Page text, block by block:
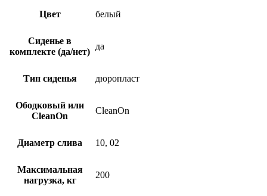
Цвет белый
Сиденье в
комплекте (да/нет)
да
Тип сиденья дюропласт
Ободковый или
CleanOn
CleanOn
Диаметр слива 10, 02
Максимальная
нагрузка, кг
200